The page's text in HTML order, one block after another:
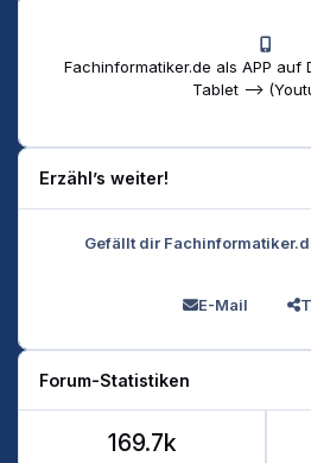
Fachinformatiker.de als APP auf
Tablet -->
Erzähl’s weiter!
Gefällt dir
E-Mail
Forum-Statistiken
169.7k